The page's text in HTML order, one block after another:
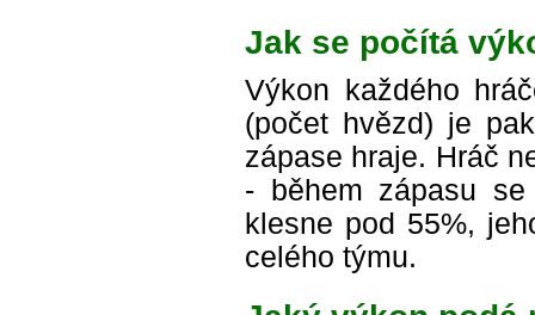
Jak se počítá
Výkon každého
(počet hvězd) je
zápase hraje. Hráč
- během zápasu
klesne pod 55%,
celého týmu.